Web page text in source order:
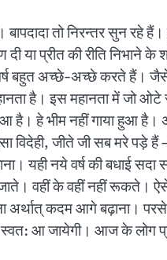
तो निरन्तर सुन रहे
या प्रीत की रीति निभाने
वर्ष बहुत अच्छे-अच्छे करते हैं।
है। इस महानता में जो ओटे
है। हे भीम नहीं गाया हुआ है।
विदेही, जीते जी सब मरे पड़े
यही नये वर्ष की बधाई सदा
वहीं के वहीं नहीं रूकते।
अर्थात् कदम आगे बढ़ाना।
स्वत: आ जायेगी। आज के लोग